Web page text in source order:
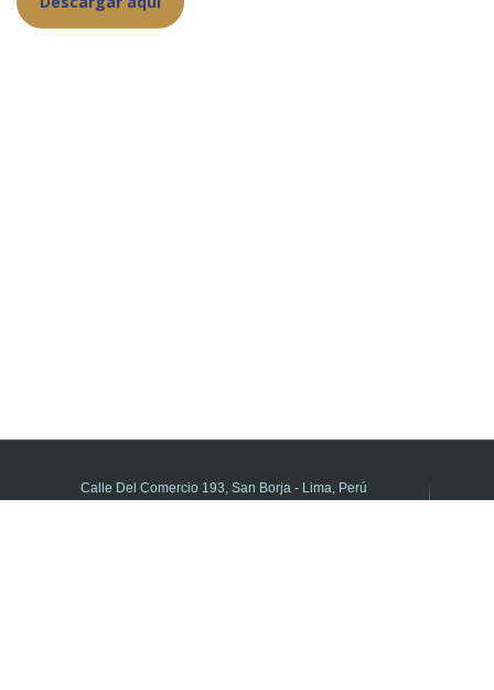
Calle Del Comercio 193, San Borja - Lima, Perú